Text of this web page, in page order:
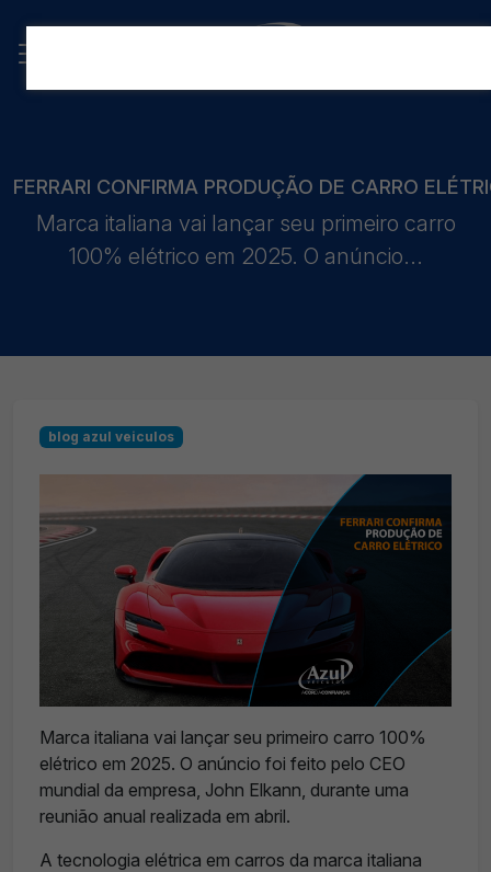
FERRARI CONFIRMA PRODUÇÃO DE CARRO
Marca italiana vai lançar seu primeiro carro
100% elétrico em 2025. O anúncio...
blog azul veiculos
Marca italiana vai lançar seu primeiro carro 100%
elétrico em 2025. O anúncio foi feito pelo CEO
mundial da empresa, John Elkann, durante uma
reunião anual realizada em abril.
A tecnologia elétrica em carros da marca italiana